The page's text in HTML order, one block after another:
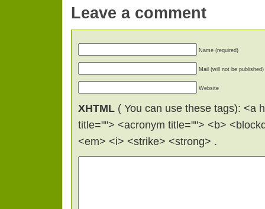
Leave a comment
Name (required)
Mail (will not be published)
Website
XHTML ( You can use these tags): <a
title=""> <acronym title=""> <b>
<em> <i> <strike> <strong> .